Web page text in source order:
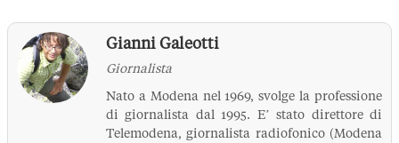
Gianni Galeotti
Giornalista
Nato a Modena nel 1969, svolge la professione
di giornalista dal 1995. E’ stato direttore di
Telemodena, giornalista radiofonico (Modena